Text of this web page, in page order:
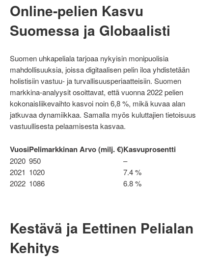
Online-pelien Kasvu
Suomessa ja Globaalisti
Suomen uhkapeliala tarjoaa nykyisin monipuolisia
mahdollisuuksia, joissa digitaalisen pelin iloa yhdistetään
holistisiin vastuu- ja turvallisuusperiaatteisiin. Suomen
markkina-analyysit osoittavat, että vuonna 2022 pelien
kokonaisliikevaihto kasvoi noin 6,8 %, mikä kuvaa alan
jatkuvaa dynamiikkaa. Samalla myös kuluttajien tietoisuus
vastuullisesta pelaamisesta kasvaa.
VuosiPelimarkkinan Arvo (milj. €)Kasvuprosentti
2020 950
–
2021 1020
7.4 %
2022 1086 6.8 %
Kestävä ja Eettinen Pelialan
Kehitys